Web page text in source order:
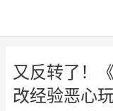
又反转了！
改经验恶心